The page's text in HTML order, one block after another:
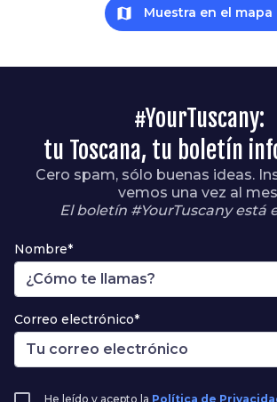
map Muestra en el mapa
#YourTuscany:
tu Toscana, tu boletín
Cero spam, sólo buenas ideas.
vemos una vez al
El boletín #YourTuscany está
Nombre*
Correo electrónico*
He leído y acepto la Política de